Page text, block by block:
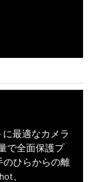
最適なカメラ
で全面保護プ
のひらからの離
、